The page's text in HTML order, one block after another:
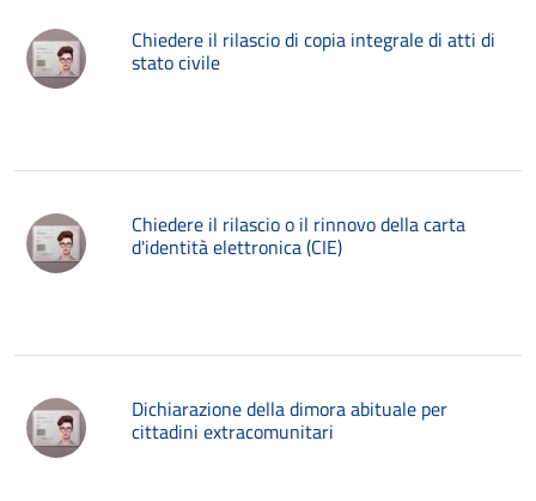
Chiedere il rilascio di copia integrale di atti di
stato civile
Chiedere il rilascio o il rinnovo della carta
d'identità elettronica (CIE)
Dichiarazione della dimora abituale per
cittadini extracomunitari